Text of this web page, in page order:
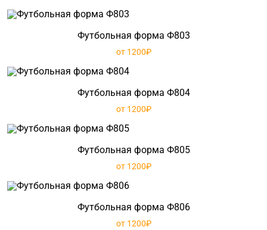
Футбольная форма Ф803
от 1200₽
Футбольная форма Ф804
от 1200₽
Футбольная форма Ф805
от 1200₽
Футбольная форма Ф806
от 1200₽